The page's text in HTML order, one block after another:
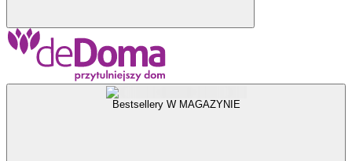
Bestsellery W MAGAZYNIE